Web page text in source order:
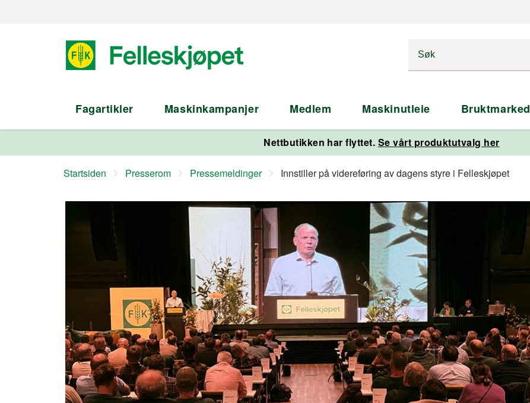
Fagartikler Maskinkampanjer Medlem Maskinutleie Bruktmarked
Nettbutikken har flyttet. Se vårt produktutvalg her
Startsiden Presserom Pressemeldinger Innstiller på videreføring av dagens styre i Felleskjøpet